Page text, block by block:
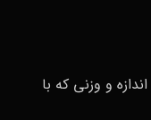
و وزنی که با